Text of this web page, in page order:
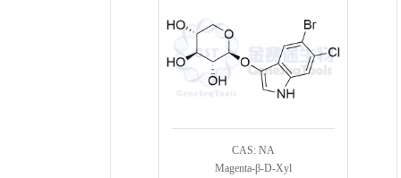
CAS: NA
Magenta-β-D-Xyl